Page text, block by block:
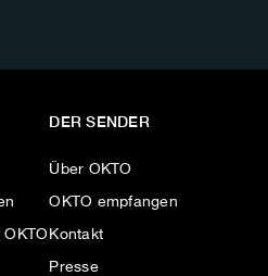
DER SENDER
Über OKTO
OKTO empfangen
Kontakt
Presse